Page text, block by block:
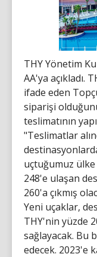
THY Yönetim
AA'ya açıkladı.
ifade eden
siparişi
teslimatının
"Teslimatlar
uçtuğumuz ülke
248'e ulaşan
260'a çıkmış
Yeni uçaklar,
THY'nin yüzde
sağlayacak. Bu
edecek. 2023'e